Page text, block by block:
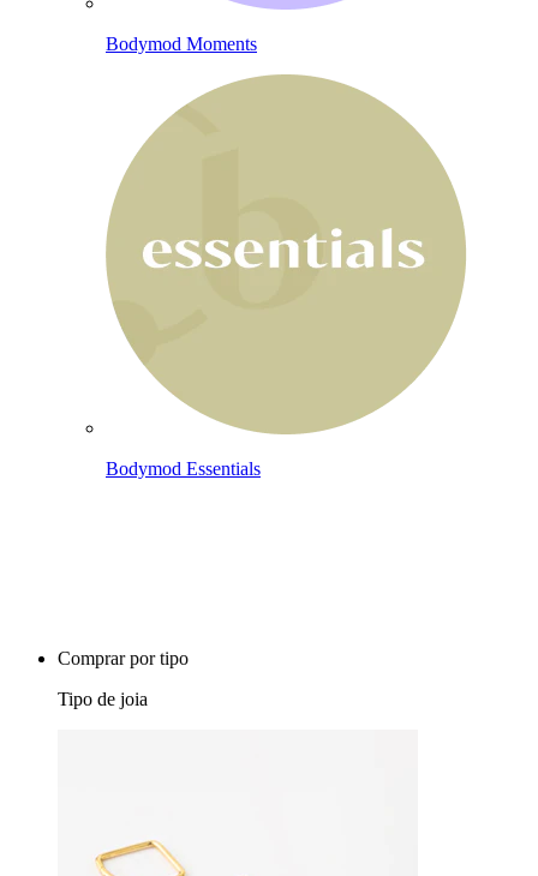
Bodymod Moments
Bodymod Essentials
Comprar por tipo
Tipo de joia